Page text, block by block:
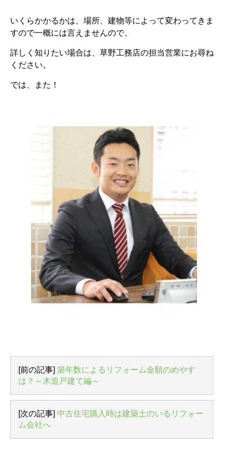
いくらかかるかは、場所、建物等によって変わってきま
すので一概には言えませんので、
詳しく知りたい場合は、草野工務店の担当営業にお尋ね
ください。
では、また！
[前の記事] 築年数によるリフォーム金額のめやす
は？～木造戸建て編～
[次の記事] 中古住宅購入時は建築士のいるリフォー
ム会社へ